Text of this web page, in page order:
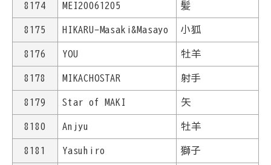
8174 MEI20061205 髪
8175 HIKARU-Masaki&Masayo 小狐
8176 YOU 牡羊
8178 MIKACHOSTAR 射手
8179 Star of MAKI 矢
8180 Anjyu 牡羊
8181 Yasuhiro 獅子